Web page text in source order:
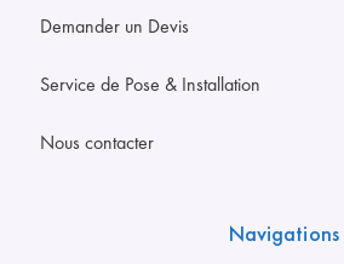
Demander un Devis
Service de Pose & Installation
Nous contacter
Navigations